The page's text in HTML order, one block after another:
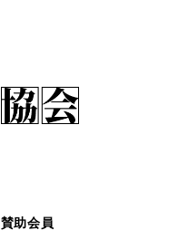
賛助会員